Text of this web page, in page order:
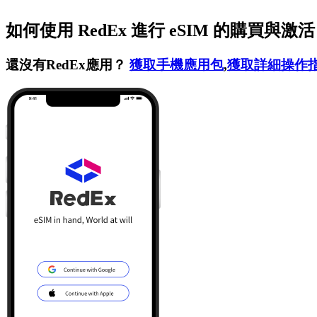
如何使用 RedEx 進行 eSIM 的購買與激活
還沒有RedEx應用？ 獲取手機應用包,獲取詳細操作